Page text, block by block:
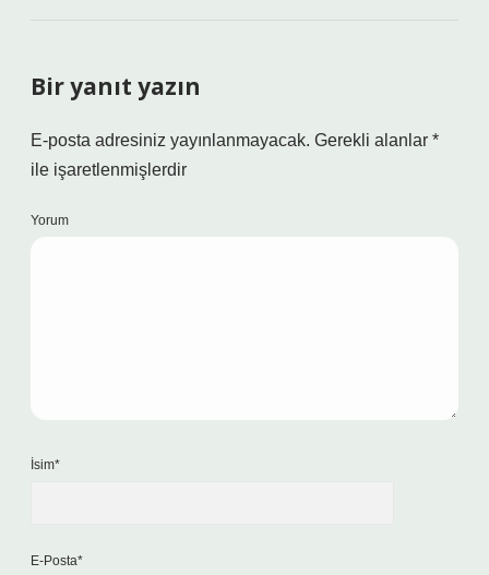
Bir yanıt yazın
E-posta adresiniz yayınlanmayacak. Gerekli alanlar *
ile işaretlenmişlerdir
Yorum
İsim*
E-Posta*